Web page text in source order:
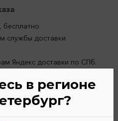
бесплатно
службы доставки
Яндекс доставки по СПб.
в регионе